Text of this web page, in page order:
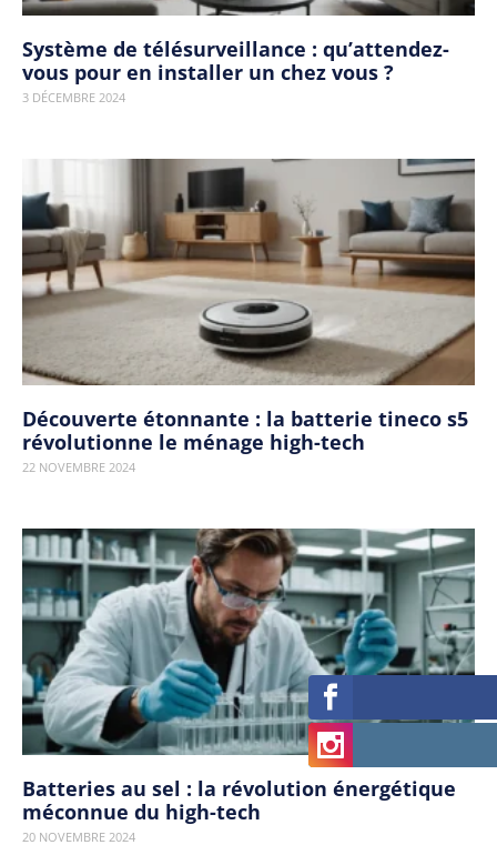
Système de télésurveillance : qu’attendez-
vous pour en installer un chez vous ?
3 DÉCEMBRE 2024
Découverte étonnante : la batterie tineco s5
révolutionne le ménage high-tech
22 NOVEMBRE 2024
Batteries au sel : la révolution énergétique
méconnue du high-tech
20 NOVEMBRE 2024